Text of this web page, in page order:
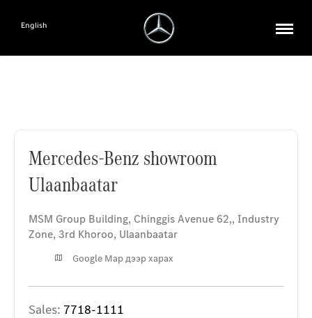
English
Mercedes-Benz showroom
Ulaanbaatar
MSM Group Building, Chinggis Avenue 62,, Industry
Zone, 3rd Khoroo, Ulaanbaatar
Google Map дээр харах
Sales: 7718-1111